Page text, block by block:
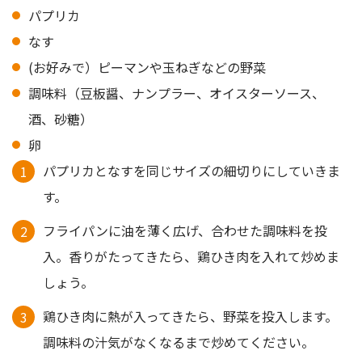
パプリカ
なす
(お好みで）ピーマンや玉ねぎなどの野菜
調味料（豆板醤、ナンプラー、オイスターソース、
酒、砂糖）
卵
パプリカとなすを同じサイズの細切りにしていきま
す。
フライパンに油を薄く広げ、合わせた調味料を投
入。香りがたってきたら、鶏ひき肉を入れて炒めま
しょう。
鶏ひき肉に熱が入ってきたら、野菜を投入します。
調味料の汁気がなくなるまで炒めてください。